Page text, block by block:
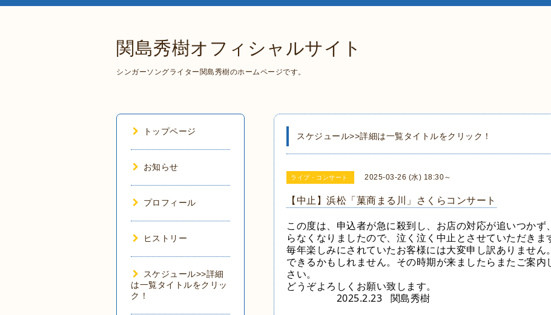
関島秀樹オフィシャルサイト
シンガーソングライター関島秀樹のホームページです。
スケジュール>>詳細は一覧タイトルをクリック！
ライブ・コンサート 2025-03-26 (水) 18:30～
【中止】浜松「菓商まる川」さくらコンサート
この度は、申込者が急に殺到し、お店の対応が追いつか
らなくなりましたので、泣く泣く中止とさせていただきま
毎年楽しみにされていたお客様には大変申し訳ありません
できるかもしれません。その時期が来ましたらまたご案
さい。
どうぞよろしくお願い致します。
2025.2.23 関島秀樹
トップページ
お知らせ
プロフィール
ヒストリー
スケジュール>>詳細
は一覧タイトルをクリッ
ク！